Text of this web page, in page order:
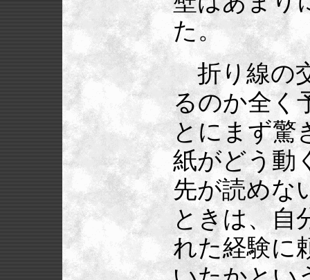
た。
折り線の
るのか全く
とにまず驚
紙がどう動
先が読めな
ときは、自
れた経験に